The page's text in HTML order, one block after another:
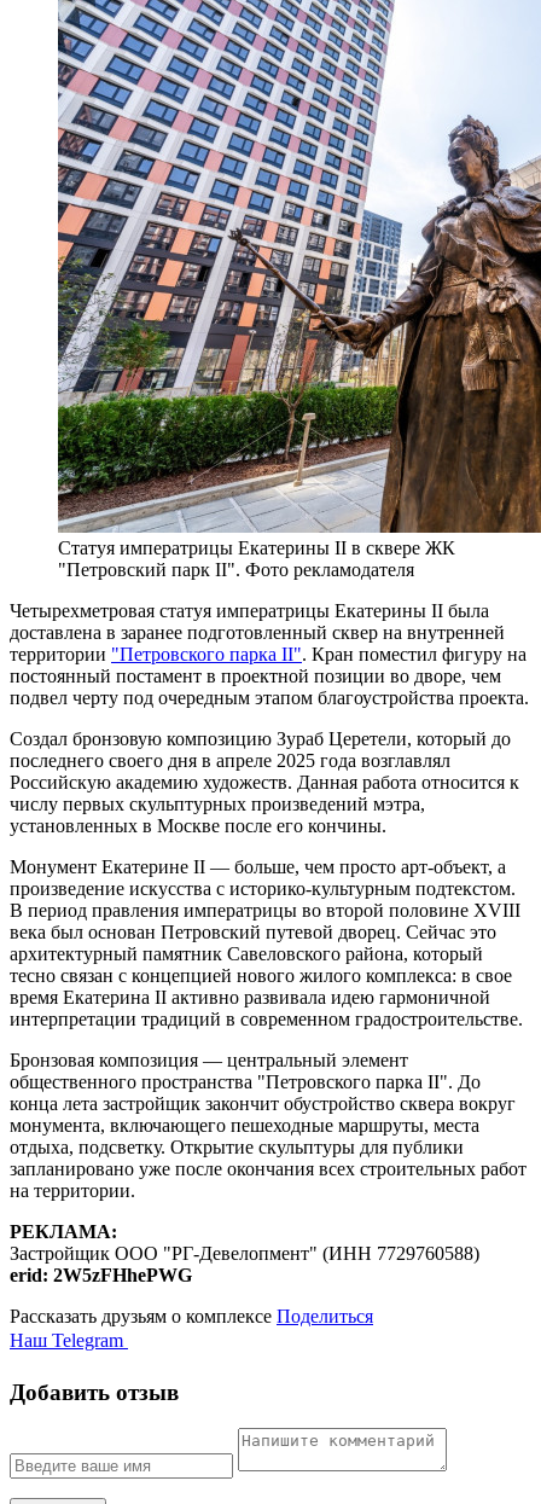
Статуя императрицы Екатерины II в сквере ЖК
"Петровский парк II". Фото рекламодателя
Четырехметровая статуя императрицы Екатерины II была
доставлена в заранее подготовленный сквер на внутренней
территории "Петровского парка II". Кран поместил фигуру на
постоянный постамент в проектной позиции во дворе, чем
подвел черту под очередным этапом благоустройства проекта.
Создал бронзовую композицию Зураб Церетели, который до
последнего своего дня в апреле 2025 года возглавлял
Российскую академию художеств. Данная работа относится к
числу первых скульптурных произведений мэтра,
установленных в Москве после его кончины.
Монумент Екатерине II — больше, чем просто арт-объект, а
произведение искусства с историко-культурным подтекстом.
В период правления императрицы во второй половине XVIII
века был основан Петровский путевой дворец. Сейчас это
архитектурный памятник Савеловского района, который
тесно связан с концепцией нового жилого комплекса: в свое
время Екатерина II активно развивала идею гармоничной
интерпретации традиций в современном градостроительстве.
Бронзовая композиция — центральный элемент
общественного пространства "Петровского парка II". До
конца лета застройщик закончит обустройство сквера вокруг
монумента, включающего пешеходные маршруты, места
отдыха, подсветку. Открытие скульптуры для публики
запланировано уже после окончания всех строительных работ
на территории.
РЕКЛАМА:
Застройщик ООО "РГ-Девелопмент" (ИНН 7729760588)
erid: 2W5zFHhePWG
Рассказать друзьям о комплексе Поделиться
Наш Telegram
Добавить отзыв